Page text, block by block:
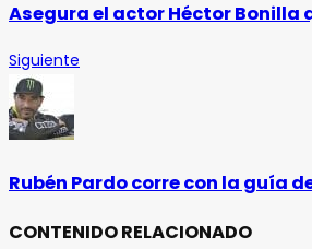
Asegura el actor Héctor Bonilla
Siguiente
Rubén Pardo corre con la guía
CONTENIDO RELACIONADO